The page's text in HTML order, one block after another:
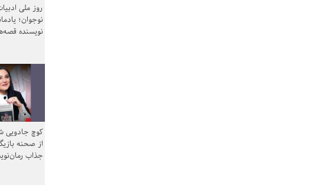
روز ملی
نوجوان؛
نویسنده
کوچ جادویی
از صحنه
جذاب